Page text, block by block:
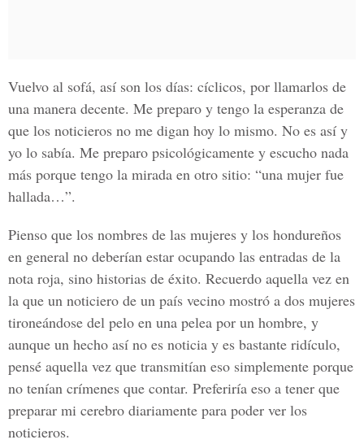
Vuelvo al sofá, así son los días: cíclicos, por llamarlos de
una manera decente. Me preparo y tengo la esperanza de
que los noticieros no me digan hoy lo mismo. No es así y
yo lo sabía. Me preparo psicológicamente y escucho nada
más porque tengo la mirada en otro sitio: “una mujer fue
hallada…”.
Pienso que los nombres de las mujeres y los hondureños
en general no deberían estar ocupando las entradas de la
nota roja, sino historias de éxito. Recuerdo aquella vez en
la que un noticiero de un país vecino mostró a dos mujeres
tironeándose del pelo en una pelea por un hombre, y
aunque un hecho así no es noticia y es bastante ridículo,
pensé aquella vez que transmitían eso simplemente porque
no tenían crímenes que contar. Preferiría eso a tener que
preparar mi cerebro diariamente para poder ver los
noticieros.